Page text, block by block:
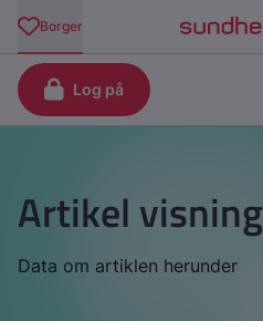
Artikel visning
Data om artiklen herunder